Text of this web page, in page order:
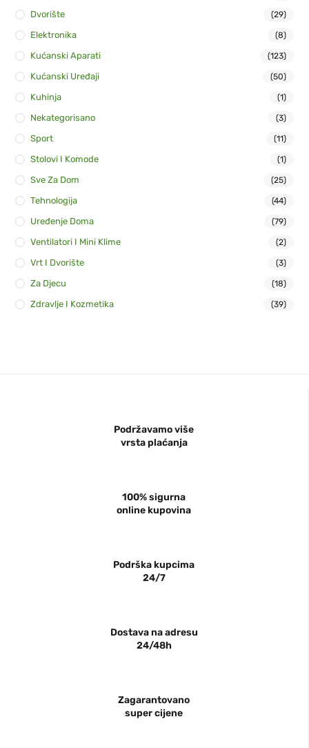
Dvorište (29)
Elektronika (8)
Kućanski Aparati (123)
Kućanski Uređaji (50)
Kuhinja (1)
Nekategorisano (3)
Sport (11)
Stolovi I Komode (1)
Sve Za Dom (25)
Tehnologija (44)
Uređenje Doma (79)
Ventilatori I Mini Klime (2)
Vrt I Dvorište (3)
Za Djecu (18)
Zdravlje I Kozmetika (39)
Podržavamo više
vrsta plaćanja
100% sigurna
online kupovina
Podrška kupcima
24/7
Dostava na adresu
24/48h
Zagarantovano
super cijene